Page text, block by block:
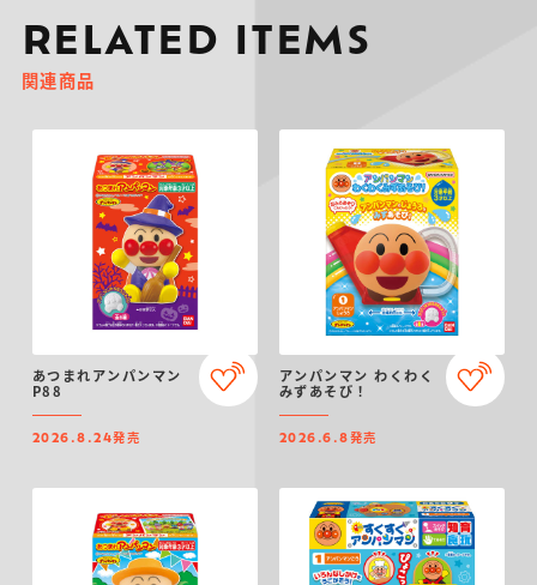
RELATED ITEMS
関連商品
あつまれアンパンマン
P88
2026.8.24発売
アンパンマン わくわく
みずあそび！
2026.6.8発売